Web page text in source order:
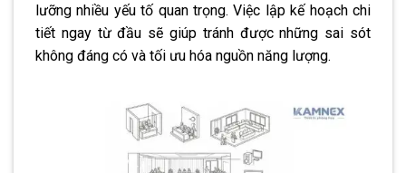
lưỡng nhiều yếu tố quan trọng. Việc lập kế hoạch chi
tiết ngay từ đầu sẽ giúp tránh được những sai sót
không đáng có và tối ưu hóa nguồn năng lượng.